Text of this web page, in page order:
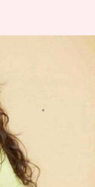
में
यह बड़ी
16, 2019
से लगातार